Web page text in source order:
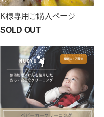
K様専用ご購入ページ
SOLD OUT